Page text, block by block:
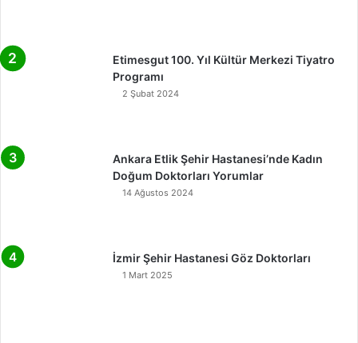
Etimesgut 100. Yıl Kültür Merkezi Tiyatro
Programı
2 Şubat 2024
Ankara Etlik Şehir Hastanesi’nde Kadın
Doğum Doktorları Yorumlar
14 Ağustos 2024
İzmir Şehir Hastanesi Göz Doktorları
1 Mart 2025